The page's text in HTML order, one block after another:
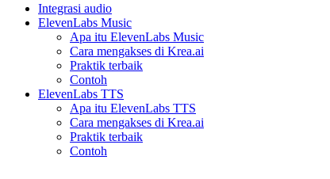
Integrasi audio
ElevenLabs Music
Apa itu ElevenLabs Music
Cara mengakses di Krea.ai
Praktik terbaik
Contoh
ElevenLabs TTS
Apa itu ElevenLabs TTS
Cara mengakses di Krea.ai
Praktik terbaik
Contoh